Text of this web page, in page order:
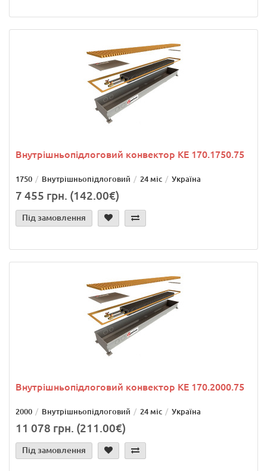
Внутрішньопідлоговий конвектор KE 170.1750.75
1750 Внутрішньопідлоговий 24 міс Україна
7 455 грн. (142.00€)
Під замовлення
Внутрішньопідлоговий конвектор KE 170.2000.75
2000 Внутрішньопідлоговий 24 міс Україна
11 078 грн. (211.00€)
Під замовлення